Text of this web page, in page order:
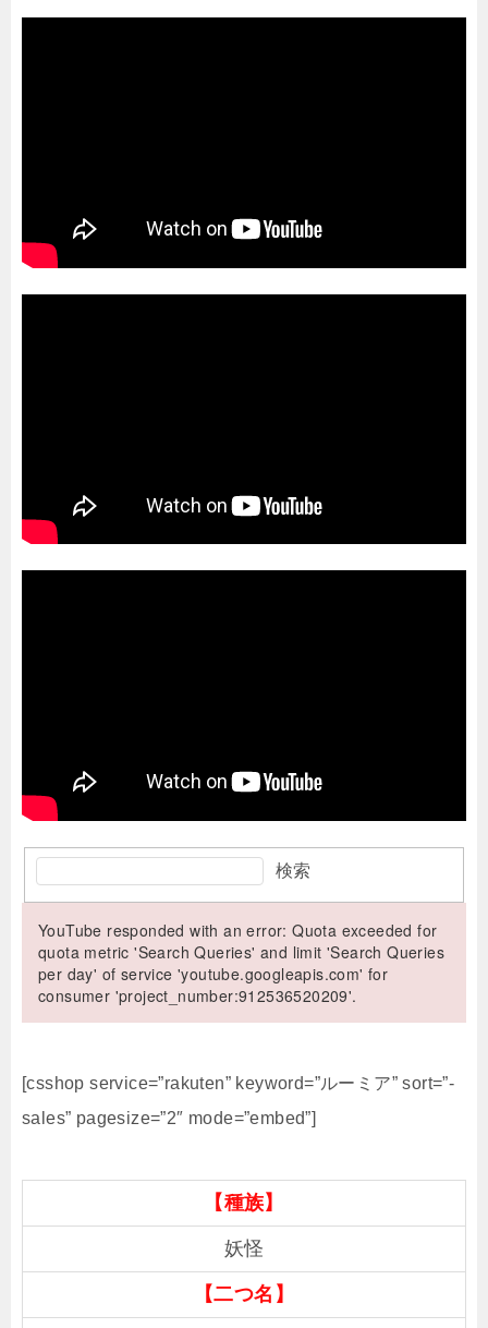
検索
YouTube responded with an error: Quota exceeded for
quota metric 'Search Queries' and limit 'Search Queries
per day' of service 'youtube.googleapis.com' for
consumer 'project_number:912536520209'.
[csshop service=”rakuten” keyword=”ルーミア” sort=”-
sales” pagesize=”2″ mode=”embed”]
【種族】
妖怪
【二つ名】